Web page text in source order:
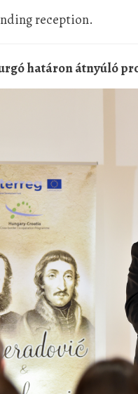
reception.
határon átnyúló